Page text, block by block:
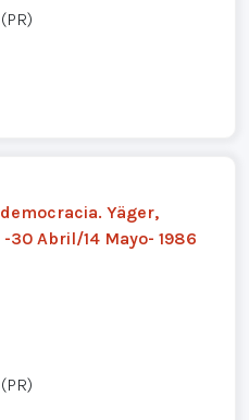
Yäger,
30 Abril/14 Mayo- 1986